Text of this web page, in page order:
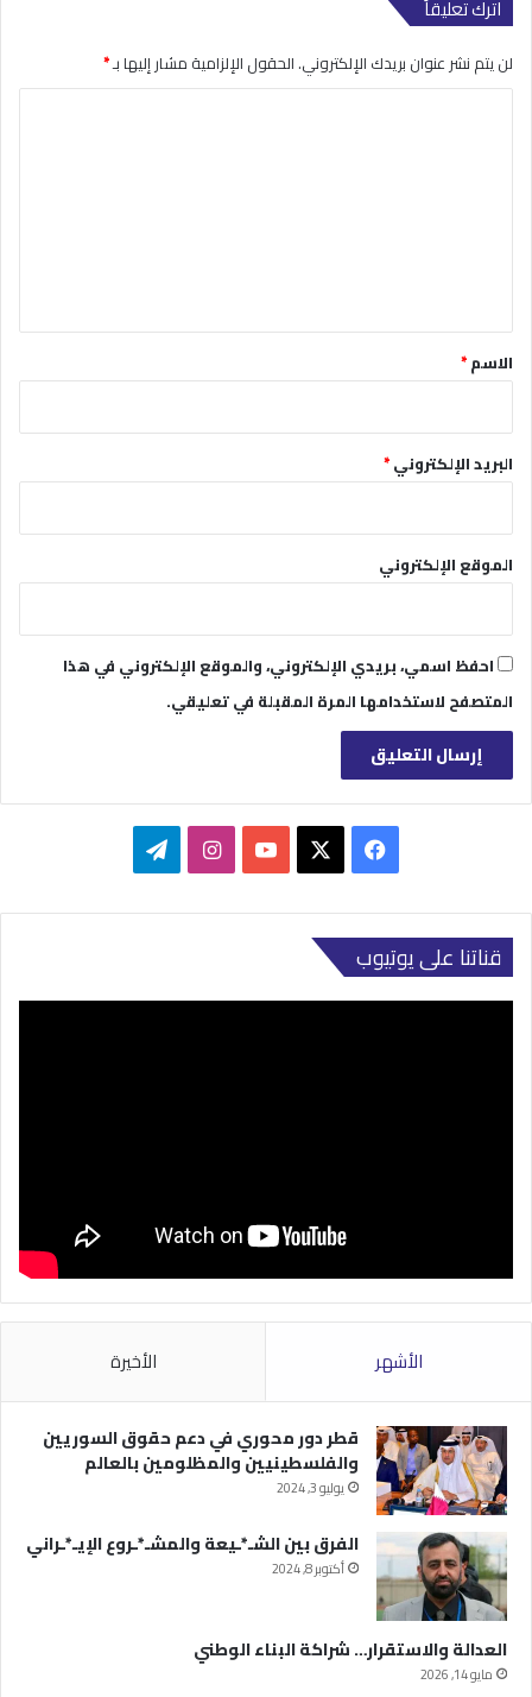
اترك تعليقاً
لن يتم نشر عنوان بريدك الإلكتروني.الحقول الإلزامية مشار إليها بـ*
*الاسم*
البريد الإلكتروني*
الموقع الإلكتروني
احفظ اسمي، بريدي الإلكتروني، والموقع الإلكتروني في هذا
المتصفح لاستخدامها المرة المقبلة في تعليقي.
فيسبوك ‫YouTubeانستقرامتيلقرام
قناتنا على يوتيوب
الأشهر الأخيرة
قطر دور محوري في دعم حقوق السوريين
والفلسطينيين والمظلومين بالعالم
يوليو 3, 2024
الفرق بين الشـ*ـيعة والمشـ*ـروع الإيـ*ـراني
أكتوبر 8, 2024
العدالة والاستقرار… شراكة البناء الوطني
مايو 14, 2026